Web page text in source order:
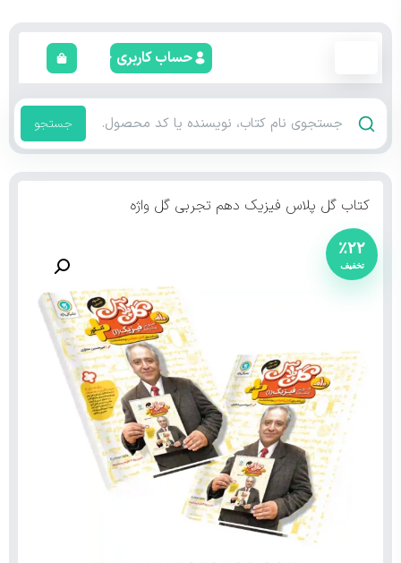
حساب کاربری
جستجو
کتاب گل پلاس فیزیک دهم تجربی گل واژه
٪۲۲